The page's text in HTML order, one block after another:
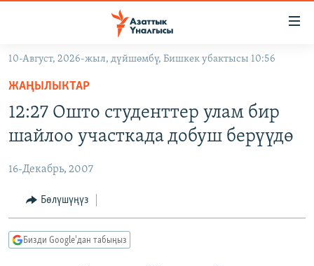
Навигацияга
өтүңүз
салыңыз
ЭКОНОМИКА
МАДАНИЯТ
БОРБОР АЗИЯ
АТАЙЫН ИЛИКТӨӨ
ТВ ПРОГРАММАЛАР
ЭКСПЕРТТЕР ТАЛДАЙТ
ӨЗГӨЧӨ ПИКИР
10-Август, 2026-жыл, дүйшөмбү, Бишкек убактысы 10:56
ЖАҢЫЛЫКТАР
12:27 Ошто студенттер улам бир
шайлоо участкада добуш берүүдө
16-Декабрь, 2007
Бөлүшүңүз
Бизди Google'дан табыңыз